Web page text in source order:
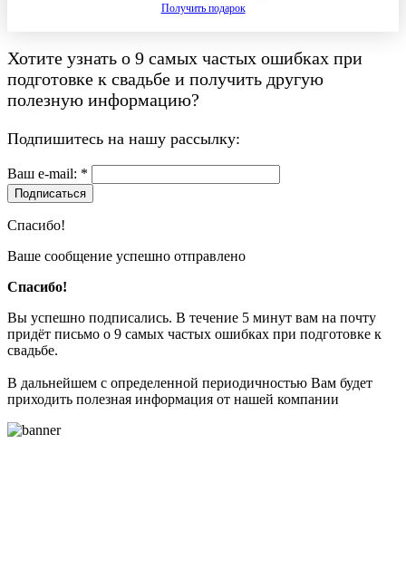
Получить подарок
Хотите узнать о 9 самых частых ошибках при
подготовке к свадьбе и получить другую
полезную информацию?
Подпишитесь на нашу рассылку:
Ваш e-mail: *
Подписаться
Спасибо!
Ваше сообщение успешно отправлено
Спасибо!
Вы успешно подписались. В течение 5 минут вам на почту
придёт письмо о 9 самых частых ошибках при подготовке к
свадьбе.
В дальнейшем с определенной периодичностью Вам будет
приходить полезная информация от нашей компании